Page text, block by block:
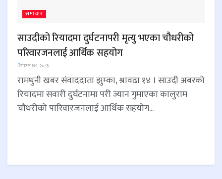
समाचार
साउदीको रियादमा दुर्घटनापरी मृत्यु भएका चौधरीको
परिवारजनलाई आर्थिक सहयोग
साउन १४, २०८३
रामधुनी खबर संवाददाता झुम्का, श्रावढा १४ । साउदी अबरको
रियादमा सवारी दुर्घटनामा परी ज्यान गुमाएका कालुराम
चौधरीको पारिवारजनलाई आर्थिक सहयोग...